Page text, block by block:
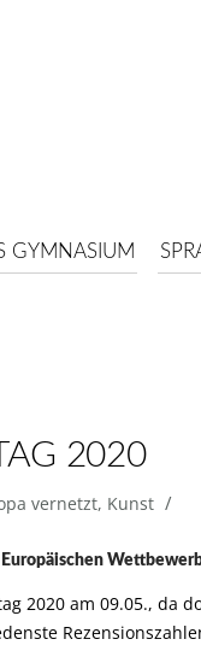
GYMNASIUM
2020
vernetzt, Kunst /
2020 am 09.05., da